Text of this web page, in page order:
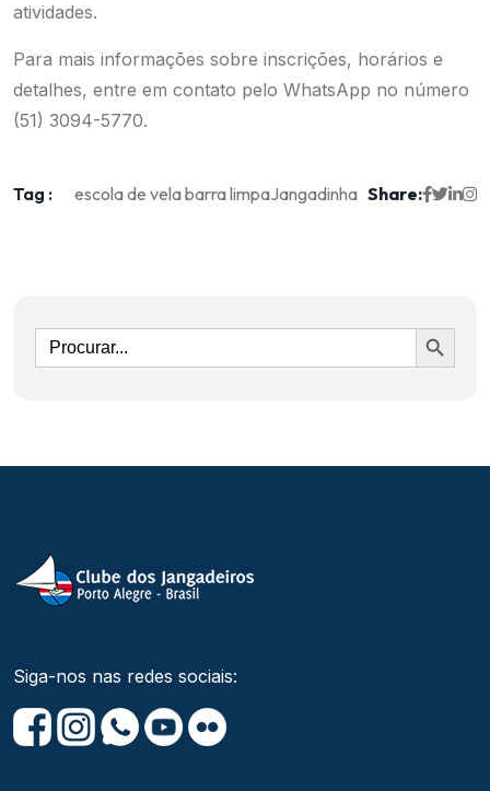
atividades.
Para mais informações sobre inscrições, horários e
detalhes, entre em contato pelo WhatsApp no número
(51) 3094-5770.
Tag : escola de vela barra limpaJangadinha Share:
Ir
Siga-nos nas redes sociais: